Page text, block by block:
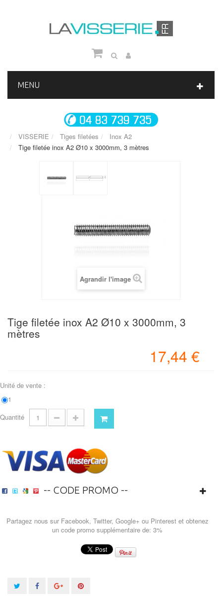
MENU
VISSERIE Tiges filetées
Inox A2
Tige filetée inox A2 Ø10 x 3000mm, 3 mètres
Agrandir l'image
Tige filetée inox A2 Ø10 x 3000mm, 3
mètres
17,44 €
Unité de vente :
1
Quantité
-- CODE PROMO --
Partagez nous sur Facebook, Twitter, Google+ ou Pinterest et obtenez
un code promo supplémentaire de: 3%